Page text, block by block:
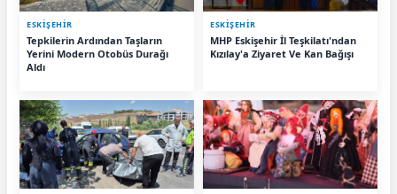
ESKIŞEHIR
Tepkilerin Ardından Taşların
Yerini Modern Otobüs Durağı
Aldı
ESKIŞEHIR
MHP Eskişehir İl Teşkilatı'ndan
Kızılay'a Ziyaret Ve Kan Bağışı